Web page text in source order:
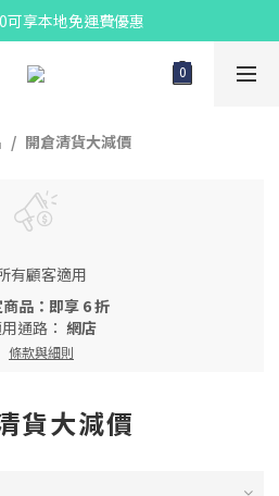
可享本地免運費優惠
開倉清貨大減價
有顧客適用
品：即享 6 折
通路： 網店
條款與細則
貨大減價